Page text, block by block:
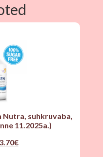
suhkruvaba,
11.2025a.)
€Current